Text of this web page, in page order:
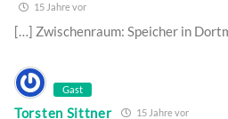
15 Jahre vor
[…] Zwischenraum: Speicher in
Gast
Torsten Sittner 15 Jahre vor